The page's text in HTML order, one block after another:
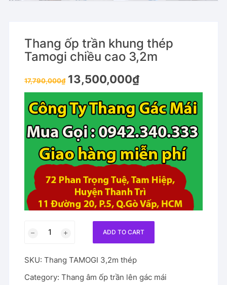
Thang ốp trần khung thép
Tamogi chiều cao 3,2m
17,790,000₫ Original
price
was:
17,790,000₫.
13,500,000₫Current
is:
13,500,000₫.
khung
thép
ADD TO CART
SKU:Thang TAMOGI 3,2m thép
Category:Thang âm ốp trần lên gác mái